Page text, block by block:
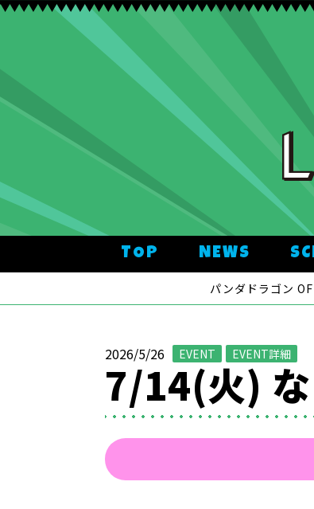
TOP NEWS
パンダドラゴン
2026/5/26 EVENT EVENT詳細
7/14(火)